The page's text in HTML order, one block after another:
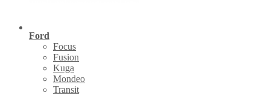
Ford
Focus
Fusion
Kuga
Mondeo
Transit